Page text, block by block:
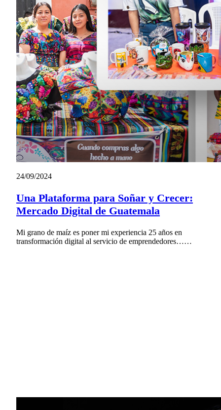
24/09/2024
Una Plataforma para Soñar y Crecer:
Mercado Digital de Guatemala
Mi grano de maíz es poner mi experiencia 25 años en
transformación digital al servicio de emprendedores……